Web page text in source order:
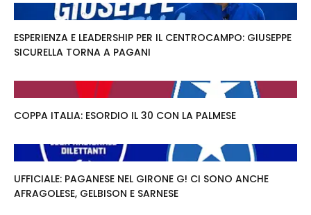
ESPERIENZA E LEADERSHIP PER IL CENTROCAMPO: GIUSEPPE
SICURELLA TORNA A PAGANI
COPPA ITALIA: ESORDIO IL 30 CON LA PALMESE
UFFICIALE: PAGANESE NEL GIRONE G! CI SONO ANCHE
AFRAGOLESE, GELBISON E SARNESE